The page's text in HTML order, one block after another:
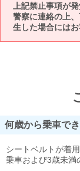
上記禁止事項が
警察に連絡の上
生した場合には
何歳から乗車で
シートベルトが着
乗車および3歳未満